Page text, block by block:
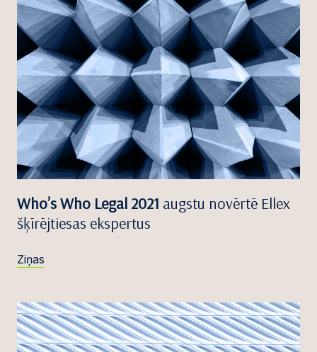
Who’s Who Legal 2021 augstu novērtē Ellex
šķīrējtiesas ekspertus
Ziņas